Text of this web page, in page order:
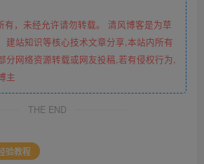
有，未经允许请勿转载。 清风博客是为草
建站知识等核心技术文章分享,本站内所有
分网络资源转载或网友投稿,若有侵权行为,
主
THE END
验教程